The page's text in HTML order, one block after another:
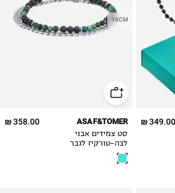
349.00 ₪
18CM
358.00 ₪ ASAF&TOMER
סט צמידים אבני
לבה-טורקיז לגבר